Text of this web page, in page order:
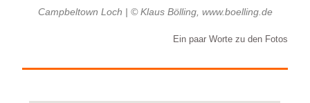
Campbeltown Loch | © Klaus Bölling, www.boelling.de
Ein paar Worte zu den Fotos